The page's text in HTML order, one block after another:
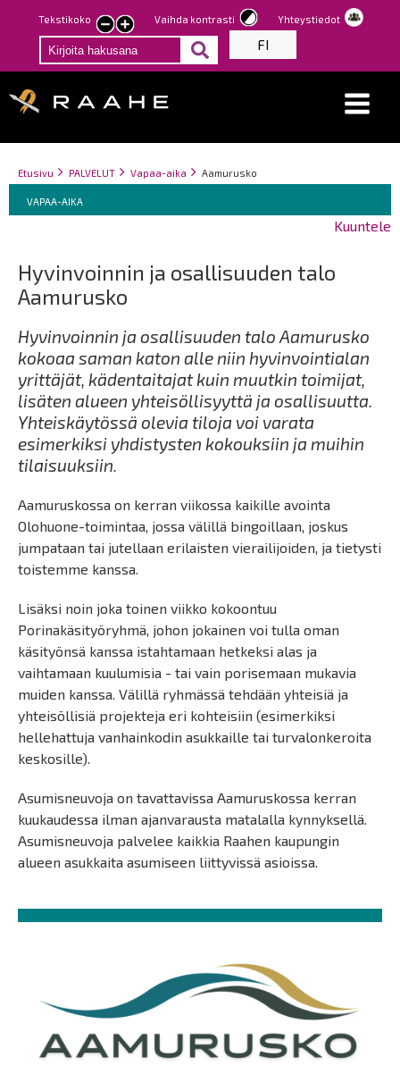
Hyppää
pääsisältöön
Tekstikoko
Pienennä
tekstin
kokoa
Suurenna
tekstin
kokoa
Vaihda kontrasti Yhteystiedot
FI
Breadcrumbs
You
here:
Etusivu PALVELUT Vapaa-aika Aamurusko
Breadcrumbs
You
are
VAPAA-AIKA
Kuuntele
Hyvinvoinnin ja osallisuuden talo
Aamurusko
Hyvinvoinnin ja osallisuuden talo Aamurusko
kokoaa saman katon alle niin hyvinvointialan
yrittäjät, kädentaitajat kuin muutkin toimijat,
lisäten alueen yhteisöllisyyttä ja osallisuutta.
Yhteiskäytössä olevia tiloja voi varata
esimerkiksi yhdistysten kokouksiin ja muihin
tilaisuuksiin.
Aamuruskossa on kerran viikossa kaikille avointa
Olohuone-toimintaa, jossa välillä bingoillaan, joskus
jumpataan tai jutellaan erilaisten vierailijoiden, ja tietysti
toistemme kanssa.
Lisäksi noin joka toinen viikko kokoontuu
Porinakäsityöryhmä, johon jokainen voi tulla oman
käsityönsä kanssa istahtamaan hetkeksi alas ja
vaihtamaan kuulumisia - tai vain porisemaan mukavia
muiden kanssa. Välillä ryhmässä tehdään yhteisiä ja
yhteisöllisiä projekteja eri kohteisiin (esimerkiksi
hellehattuja vanhainkodin asukkaille tai turvalonkeroita
keskosille).
Asumisneuvoja on tavattavissa Aamuruskossa kerran
kuukaudessa ilman ajanvarausta matalalla kynnyksellä.
Asumisneuvoja palvelee kaikkia Raahen kaupungin
alueen asukkaita asumiseen liittyvissä asioissa.